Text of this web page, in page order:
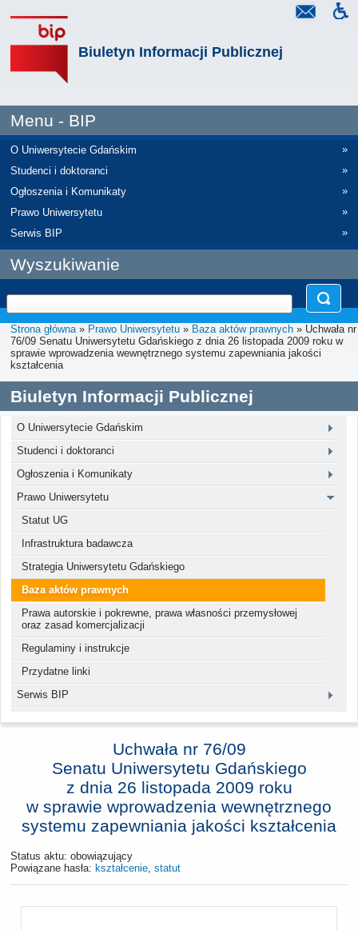
Biuletyn Informacji Publicznej
Menu - BIP
O Uniwersytecie Gdańskim
»
Studenci i doktoranci
»
Ogłoszenia i Komunikaty
»
Prawo Uniwersytetu
»
Serwis BIP
»
Wyszukiwanie
Strona główna» Prawo Uniwersytetu » Baza aktów prawnych » Uchwała nr
76/09 Senatu Uniwersytetu Gdańskiego z dnia 26 listopada 2009 roku w
sprawie wprowadzenia wewnętrznego systemu zapewniania jakości
kształcenia
Biuletyn Informacji Publicznej
O Uniwersytecie Gdańskim
Studenci i doktoranci
Ogłoszenia i Komunikaty
Prawo Uniwersytetu
Statut UG
Infrastruktura badawcza
Strategia Uniwersytetu Gdańskiego
Baza aktów prawnych
Prawa autorskie i pokrewne, prawa własności przemysłowej
oraz zasad komercjalizacji
Regulaminy i instrukcje
Przydatne linki
Serwis BIP
Uchwała nr 76/09
Senatu Uniwersytetu Gdańskiego
z dnia 26 listopada 2009 roku
w sprawie wprowadzenia wewnętrznego
systemu zapewniania jakości kształcenia
Status aktu: obowiązujący
Powiązane hasła: kształcenie statut